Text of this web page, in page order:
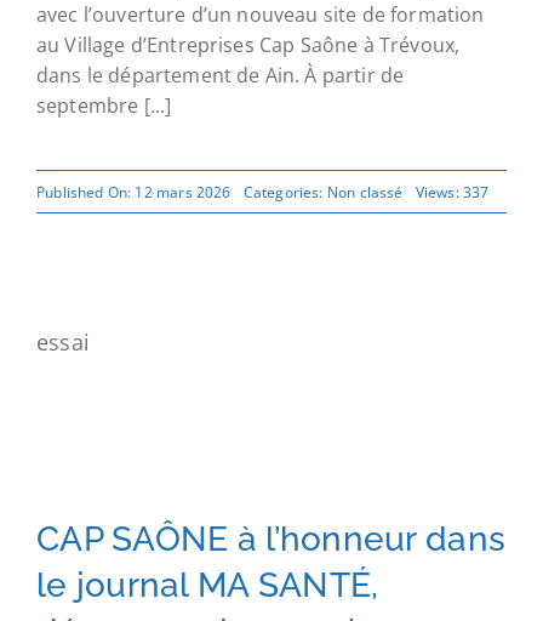
avec l’ouverture d’un nouveau site de formation
au Village d’Entreprises Cap Saône à Trévoux,
dans le département de Ain. À partir de
septembre [...]
Published On: 12 mars 2026 Categories: Non classé Views: 337
essai
CAP SAÔNE à l’honneur dans
le journal MA SANTÉ,